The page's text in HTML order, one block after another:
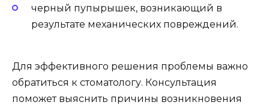
черный пупырышек, возникающий в
результате механических повреждений.
Для эффективного решения проблемы важно
обратиться к стоматологу. Консультация
поможет выяснить причины возникновения